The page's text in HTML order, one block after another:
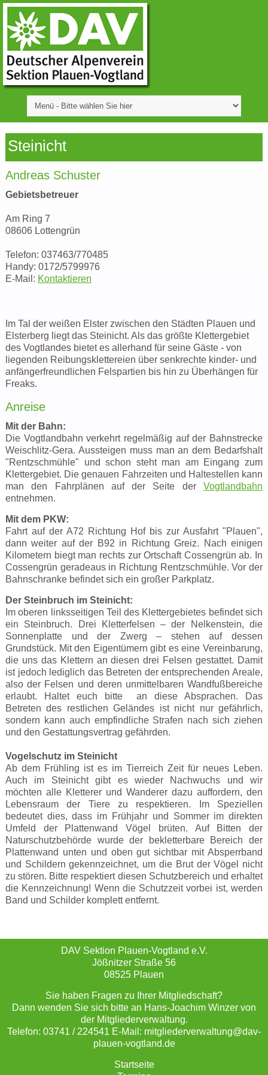
Steinicht
Andreas Schuster
Gebietsbetreuer
Am Ring 7
08606 Lottengrün
Telefon: 037463/770485
Handy: 0172/5799976
E-Mail: Kontaktieren
Im Tal der weißen Elster zwischen den Städten Plauen und
Elsterberg liegt das Steinicht. Als das größte Klettergebiet
des Vogtlandes bietet es allerhand für seine Gäste - von
liegenden Reibungsklettereien über senkrechte kinder- und
anfängerfreundlichen Felspartien bis hin zu Überhängen für
Freaks.
Anreise
Mit der Bahn:
Die Vogtlandbahn verkehrt regelmäßig auf der Bahnstrecke
Weischlitz-Gera. Aussteigen muss man an dem Bedarfshalt
"Rentzschmühle" und schon steht man am Eingang zum
Klettergebiet. Die genauen Fahrzeiten und Haltestellen kann
man den Fahrplänen auf der Seite derVogtlandbahn
entnehmen.
Mit dem PKW:
Fahrt auf der A72 Richtung Hof bis zur Ausfahrt "Plauen",
dann weiter auf der B92 in Richtung Greiz. Nach einigen
Kilometern biegt man rechts zur Ortschaft Cossengrün ab. In
Cossengrün geradeaus in Richtung Rentzschmühle. Vor der
Bahnschranke befindet sich ein großer Parkplatz.
Der Steinbruch im Steinicht:
Im oberen linksseitigen Teil des Klettergebietes befindet sich
ein Steinbruch. Drei Kletterfelsen – der Nelkenstein, die
Sonnenplatte und der Zwerg – stehen auf dessen
Grundstück. Mit den Eigentümern gibt es eine Vereinbarung,
die uns das Klettern an diesen drei Felsen gestattet. Damit
ist jedoch lediglich das Betreten der entsprechenden Areale,
also der Felsen und deren unmittelbaren Wandfußbereiche
erlaubt. Haltet euch bitte an diese Absprachen. Das
Betreten des restlichen Geländes ist nicht nur gefährlich,
sondern kann auch empfindliche Strafen nach sich ziehen
und den Gestattungsvertrag gefährden.
Vogelschutz im Steinicht
Ab dem Frühling ist es im Tierreich Zeit für neues Leben.
Auch im Steinicht gibt es wieder Nachwuchs und wir
möchten alle Kletterer und Wanderer dazu auffordern, den
Lebensraum der Tiere zu respektieren. Im Speziellen
bedeutet dies, dass im Frühjahr und Sommer im direkten
Umfeld der Plattenwand Vögel brüten. Auf Bitten der
Naturschutzbehörde wurde der bekletterbare Bereich der
Plattenwand unten und oben gut sichtbar mit Absperrband
und Schildern gekennzeichnet, um die Brut der Vögel nicht
zu stören. Bitte respektiert diesen Schutzbereich und erhaltet
die Kennzeichnung! Wenn die Schutzzeit vorbei ist, werden
Band und Schilder komplett entfernt.
DAV Sektion Plauen-Vogtland e.V.
Jößnitzer Straße 56
08525 Plauen
Sie haben Fragen zu Ihrer Mitgliedschaft?
Dann wenden Sie sich bitte an Hans-Joachim Winzer von
der Mitgliederverwaltung.
Telefon: 03741 / 224541 E-Mail: mitgliederverwaltung@dav-
plauen-vogtland.de
Startseite